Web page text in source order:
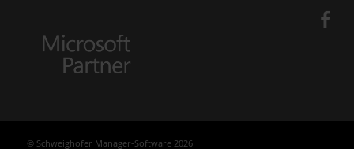
© Schweighofer Manager-Software 2026